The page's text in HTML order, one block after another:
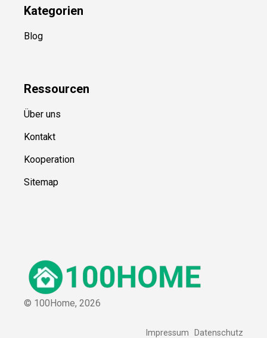
Kategorien
Blog
Ressourcen
Über uns
Kontakt
Kooperation
Sitemap
© 100Home, 2026
Impressum Datenschutz